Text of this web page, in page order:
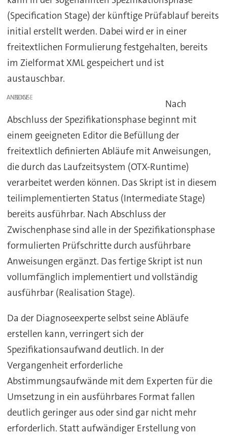
(Specification Stage) der künftige Prüfablauf bereits
initial erstellt werden. Dabei wird er in einer
freitextlichen Formulierung festgehalten, bereits
im Zielformat XML gespeichert und ist
austauschbar.
ANZEIGE
Nach
Abschluss der Spezifikationsphase beginnt mit
einem geeigneten Editor die Befüllung der
freitextlich definierten Abläufe mit Anweisungen,
die durch das Laufzeitsystem (OTX-Runtime)
verarbeitet werden können. Das Skript ist in diesem
teilimplementierten Status (Intermediate Stage)
bereits ausführbar. Nach Abschluss der
Zwischenphase sind alle in der Spezifikationsphase
formulierten Prüfschritte durch ausführbare
Anweisungen ergänzt. Das fertige Skript ist nun
vollumfänglich implementiert und vollständig
ausführbar (Realisation Stage).
Da der Diagnoseexperte selbst seine Abläufe
erstellen kann, verringert sich der
Spezifikationsaufwand deutlich. In der
Vergangenheit erforderliche
Abstimmungsaufwände mit dem Experten für die
Umsetzung in ein ausführbares Format fallen
deutlich geringer aus oder sind gar nicht mehr
erforderlich. Statt aufwändiger Erstellung von